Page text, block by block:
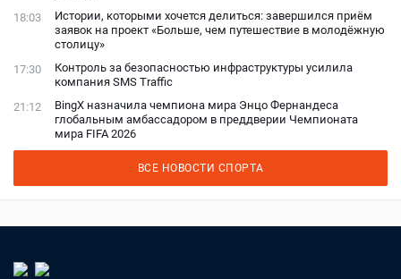
18:03
Истории, которыми хочется делиться: завершился приём
заявок на проект «Больше, чем путешествие в молодёжную
столицу»
17:30
Контроль за безопасностью инфраструктуры усилила
компания SMS Traffic
21:12
BingX назначила чемпиона мира Энцо Фернандеса
глобальным амбассадором в преддверии Чемпионата
мира FIFA 2026
ВСЕ НОВОСТИ СПОРТА